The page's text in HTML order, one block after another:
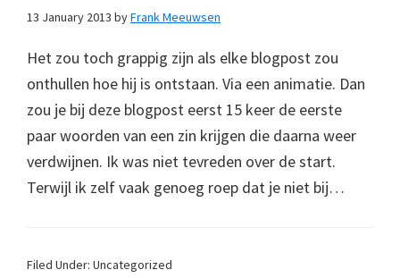
13 January 2013 byFrank Meeuwsen
Het zou toch grappig zijn als elke blogpost zou
onthullen hoe hij is ontstaan. Via een animatie. Dan
zou je bij deze blogpost eerst 15 keer de eerste
paar woorden van een zin krijgen die daarna weer
verdwijnen. Ik was niet tevreden over de start.
Terwijl ik zelf vaak genoeg roep dat je niet bij…
Filed Under: Uncategorized